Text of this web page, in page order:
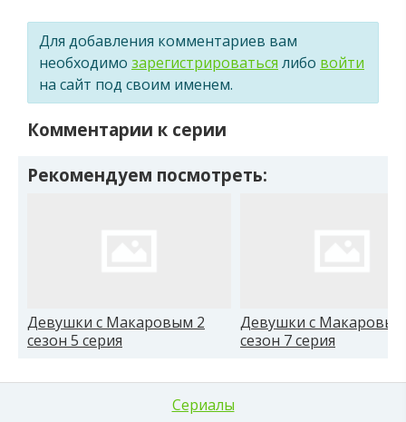
Для добавления комментариев вам
необходимо зарегистрироваться либо войти
на сайт под своим именем.
Комментарии к серии
Рекомендуем посмотреть:
Девушки с Макаровым 2
сезон 5 серия
Девушки с
сезон 7 серия
Сериалы